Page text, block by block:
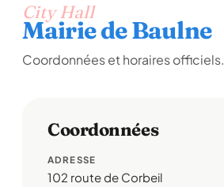
City Hall
Mairie de Baulne
Coordonnées et horaires officiels.
Coordonnées
ADRESSE
102 route de Corbeil